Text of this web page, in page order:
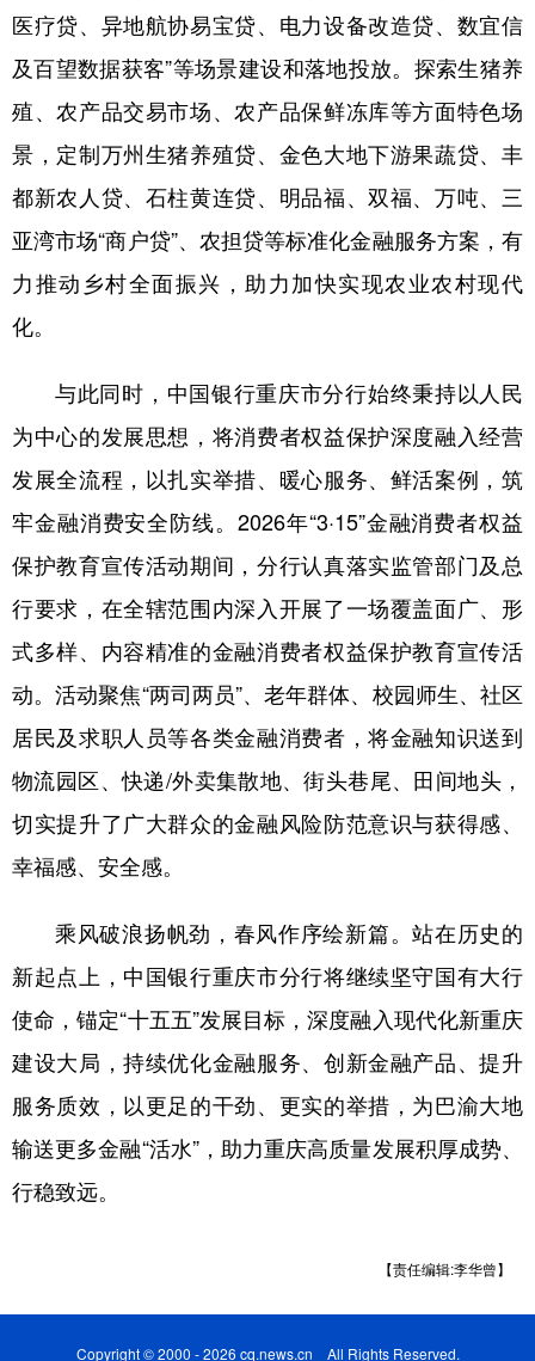
医疗贷、异地航协易宝贷、电力设备改造贷、数宜信
及百望数据获客”等场景建设和落地投放。探索生猪养
殖、农产品交易市场、农产品保鲜冻库等方面特色场
景，定制万州生猪养殖贷、金色大地下游果蔬贷、丰
都新农人贷、石柱黄连贷、明品福、双福、万吨、三
亚湾市场“商户贷”、农担贷等标准化金融服务方案，有
力推动乡村全面振兴，助力加快实现农业农村现代
化。
与此同时，中国银行重庆市分行始终秉持以人民
为中心的发展思想，将消费者权益保护深度融入经营
发展全流程，以扎实举措、暖心服务、鲜活案例，筑
牢金融消费安全防线。2026年“3·15”金融消费者权益
保护教育宣传活动期间，分行认真落实监管部门及总
行要求，在全辖范围内深入开展了一场覆盖面广、形
式多样、内容精准的金融消费者权益保护教育宣传活
动。活动聚焦“两司两员”、老年群体、校园师生、社区
居民及求职人员等各类金融消费者，将金融知识送到
物流园区、快递/外卖集散地、街头巷尾、田间地头，
切实提升了广大群众的金融风险防范意识与获得感、
幸福感、安全感。
乘风破浪扬帆劲，春风作序绘新篇。站在历史的
新起点上，中国银行重庆市分行将继续坚守国有大行
使命，锚定“十五五”发展目标，深度融入现代化新重庆
建设大局，持续优化金融服务、创新金融产品、提升
服务质效，以更足的干劲、更实的举措，为巴渝大地
输送更多金融“活水”，助力重庆高质量发展积厚成势、
行稳致远。
【责任编辑:李华曾】
Copyright © 2000 - 2026 cq.news.cn All Rights Reserved.